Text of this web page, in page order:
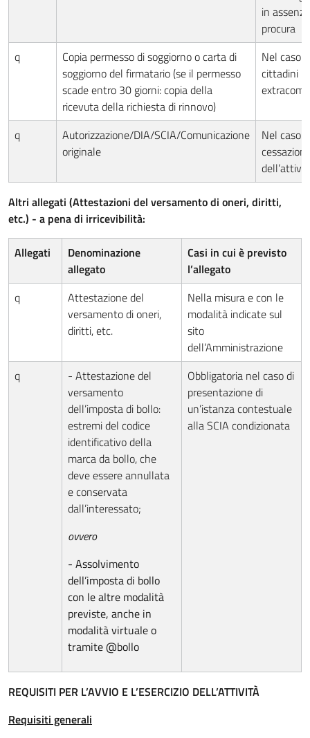
in
procura
q
Copia permesso di soggiorno o carta di
soggiorno del firmatario (se il permesso
scade entro 30 giorni: copia della
ricevuta della richiesta di rinnovo)
Nel caso
cittadini
q
Autorizzazione/DIA/SCIA/Comunicazione
originale
Nel caso
Altri allegati (Attestazioni del versamento di oneri, diritti,
etc.) - a pena di irricevibilità:
Allegati
Denominazione
allegato
Casi in cui è previsto
l’allegato
q
Attestazione del
versamento di oneri,
diritti, etc.
Nella misura e con le
modalità indicate sul
sito
dell’Amministrazione
q
- Attestazione del
versamento
dell’imposta di bollo:
estremi del codice
identificativo della
marca da bollo, che
deve essere annullata
e conservata
dall’interessato;
ovvero
- Assolvimento
dell’imposta di bollo
con le altre modalità
previste, anche in
modalità virtuale o
tramite @bollo
Obbligatoria nel caso di
presentazione di
un’istanza contestuale
alla SCIA condizionata
REQUISITI PER L’AVVIO E L’ESERCIZIO DELL’ATTIVITÀ
Requisiti generali